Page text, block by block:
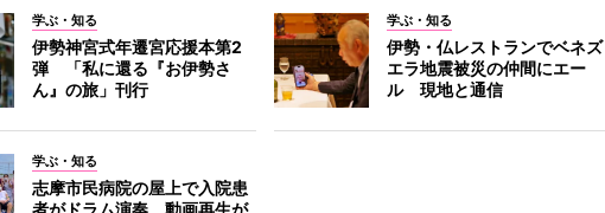
学ぶ・知る
伊勢神宮式年遷宮応援本第2
弾 「私に還る『お伊勢さ
ん』の旅」刊行
学ぶ・知る
伊勢・仏レストランでベネズ
エラ地震被災の仲間にエー
ル 現地と通信
学ぶ・知る
志摩市民病院の屋上で入院患